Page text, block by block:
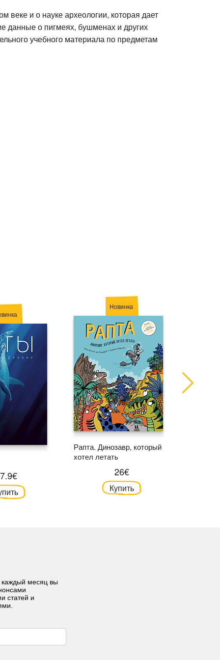
и о науке археологии, которая дает
данные о пигмеях, бушменах и других
учебного материала по предметам
Новинка
Рапта. Динозавр, который
хотел летать
26€
Купить
каждый месяц вы
статей и